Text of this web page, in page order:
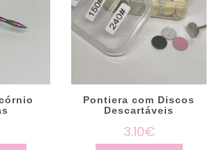
Pontiera com Discos
Descartáveis
3.10€